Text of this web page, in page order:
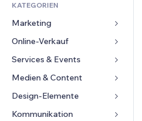
KATEGORIEN
Marketing
Anzeigen
Mobil
Statistiken
Online-Verkauf
Apps für Shops
Versand & Lieferung
Verkaufen-Buttons
Services & Events
Hotels
Events
Restaurants
Medien & Content
Galerie
Musik
Design-Elemente
Karten & Navigation